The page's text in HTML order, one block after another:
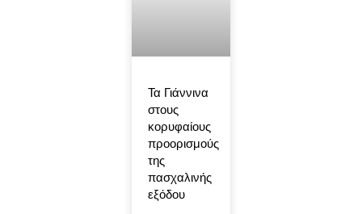
Τα Γιάννινα
στους
κορυφαίους
προορισμούς
της
πασχαλινής
εξόδου